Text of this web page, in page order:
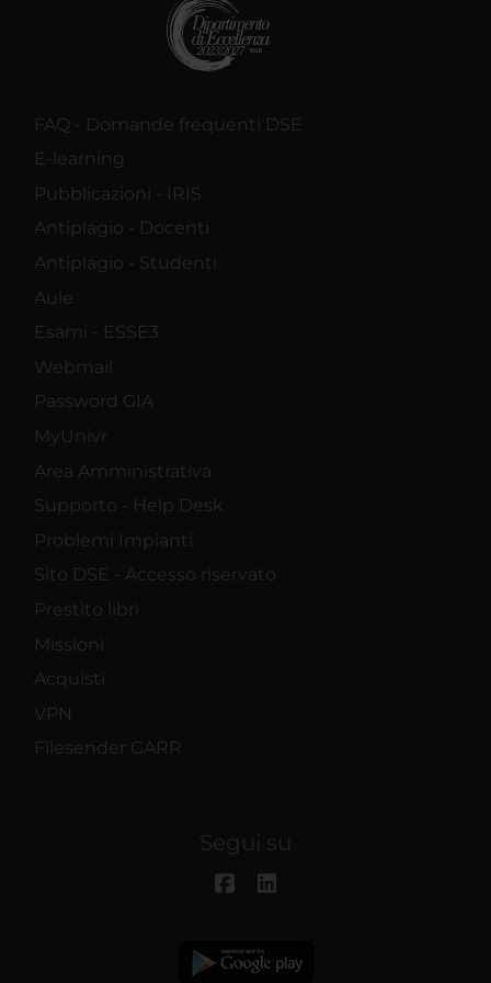
FAQ - Domande frequenti DSE
E-learning
Pubblicazioni - IRIS
Antiplagio - Docenti
Antiplagio - Studenti
Aule
Esami - ESSE3
Webmail
Password GIA
MyUnivr
Area Amministrativa
Supporto - Help Desk
Problemi Impianti
Sito DSE - Accesso riservato
Prestito libri
Missioni
Acquisti
VPN
Filesender GARR
Segui su